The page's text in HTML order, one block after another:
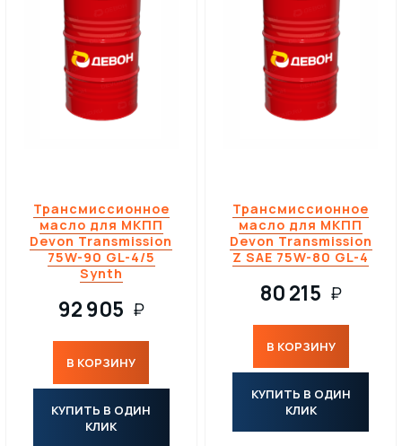
Трансмиссионное
масло для МКПП
Devon Transmission
75W-90 GL-4/5
Synth
92 905 ₽
В КОРЗИНУ
КУПИТЬ В ОДИН
КЛИК
Трансмиссионное
масло для МКПП
Devon Transmission
Z SAE 75W-80 GL-4
80 215 ₽
В КОРЗИНУ
КУПИТЬ В ОДИН
КЛИК